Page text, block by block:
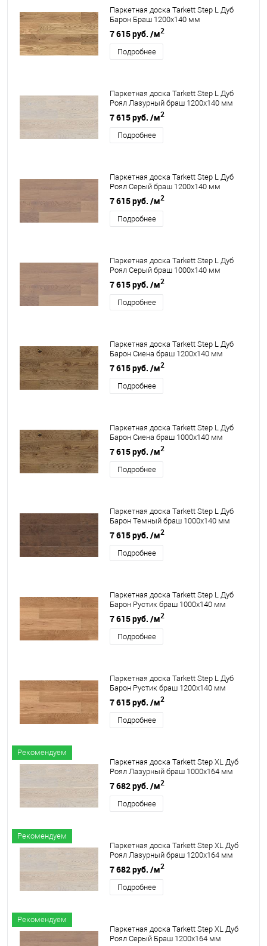
Паркетная доска Tarkett Step L Дуб
Барон Браш 1200х140 мм
7 615 руб. /м2
Подробнее
Паркетная доска Tarkett Step L Дуб
Роял Лазурный браш 1200х140 мм
7 615 руб. /м2
Подробнее
Паркетная доска Tarkett Step L Дуб
Роял Серый браш 1200х140 мм
7 615 руб. /м2
Подробнее
Паркетная доска Tarkett Step L Дуб
Роял Серый браш 1000х140 мм
7 615 руб. /м2
Подробнее
Паркетная доска Tarkett Step L Дуб
Барон Сиена браш 1200х140 мм
7 615 руб. /м2
Подробнее
Паркетная доска Tarkett Step L Дуб
Барон Сиена браш 1000х140 мм
7 615 руб. /м2
Подробнее
Паркетная доска Tarkett Step L Дуб
Барон Темный браш 1000х140 мм
7 615 руб. /м2
Подробнее
Паркетная доска Tarkett Step L Дуб
Барон Рустик браш 1000х140 мм
7 615 руб. /м2
Подробнее
Паркетная доска Tarkett Step L Дуб
Барон Рустик браш 1200х140 мм
7 615 руб. /м2
Подробнее
Рекомендуем
Паркетная доска Tarkett Step XL Дуб
Роял Лазурный браш 1000х164 мм
7 682 руб. /м2
Подробнее
Рекомендуем
Паркетная доска Tarkett Step XL Дуб
Роял Лазурный браш 1200х164 мм
7 682 руб. /м2
Подробнее
Рекомендуем
Паркетная доска Tarkett Step XL Дуб
Роял Серый Браш 1200х164 мм